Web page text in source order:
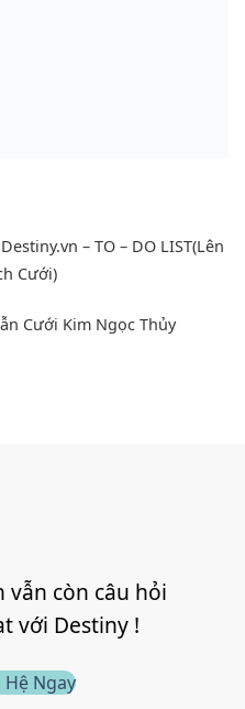
– TO – DO LIST(Lên
Cưới)
Cưới Kim Ngọc Thủy
vẫn còn câu hỏi
với Destiny !
Hệ Ngay